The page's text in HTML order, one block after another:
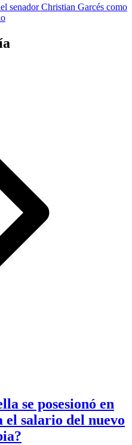
senador Christian Garcés como
se posesionó en
el salario del nuevo